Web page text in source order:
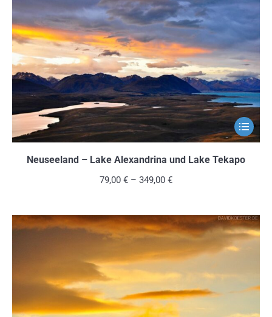
Optionen
können
auf
der
gewählt
werden
Dieses
Produkt
weist
Die
Optionen
der
Neuseeland – Lake Alexandrina und Lake Tekapo
79,00 € – 349,00 €